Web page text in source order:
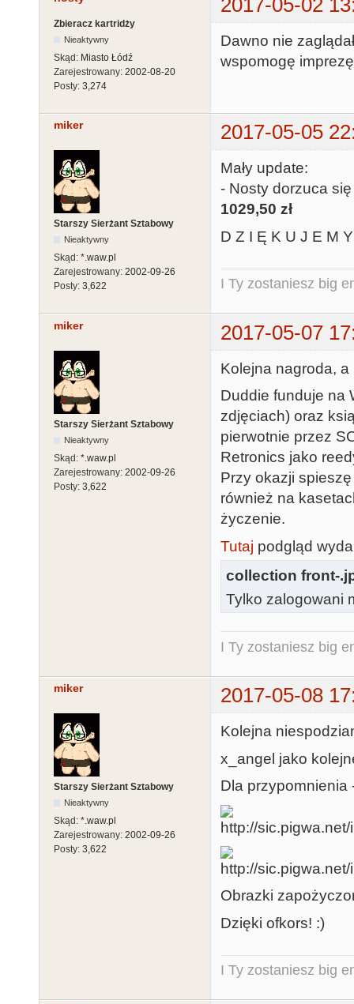
Zbieracz kartridży
Nieaktywny
Skąd: Miasto Łódź
Zarejestrowany: 2002-08-20
Posty: 3,274
Dawno nie
wspomogę
miker 2017-05-05
Starszy Sierżant Sztabowy
Nieaktywny
Skąd: *.waw.pl
Zarejestrowany: 2002-09-26
Posty: 3,622
Mały update:
- Nosty dorzuca się
1029,50 zł
D Z I Ę K U J E M
I Ty zostaniesz big
miker 2017-05-07
Starszy Sierżant Sztabowy
Nieaktywny
Skąd: *.waw.pl
Zarejestrowany: 2002-09-26
Posty: 3,622
Kolejna nagroda,
Duddie funduje na
zdjęciach) oraz
pierwotnie przez
Retronics jako
Przy okazji
również na
życzenie.
Tutaj podgląd
collection front-
Tylko zalogowani
I Ty zostaniesz big
miker 2017-05-08
Starszy Sierżant Sztabowy
Nieaktywny
Skąd: *.waw.pl
Zarejestrowany: 2002-09-26
Posty: 3,622
Kolejna
x_angel jako
Dla przypomnienia
Obrazki
Dzięki ofkors! :)
I Ty zostaniesz big